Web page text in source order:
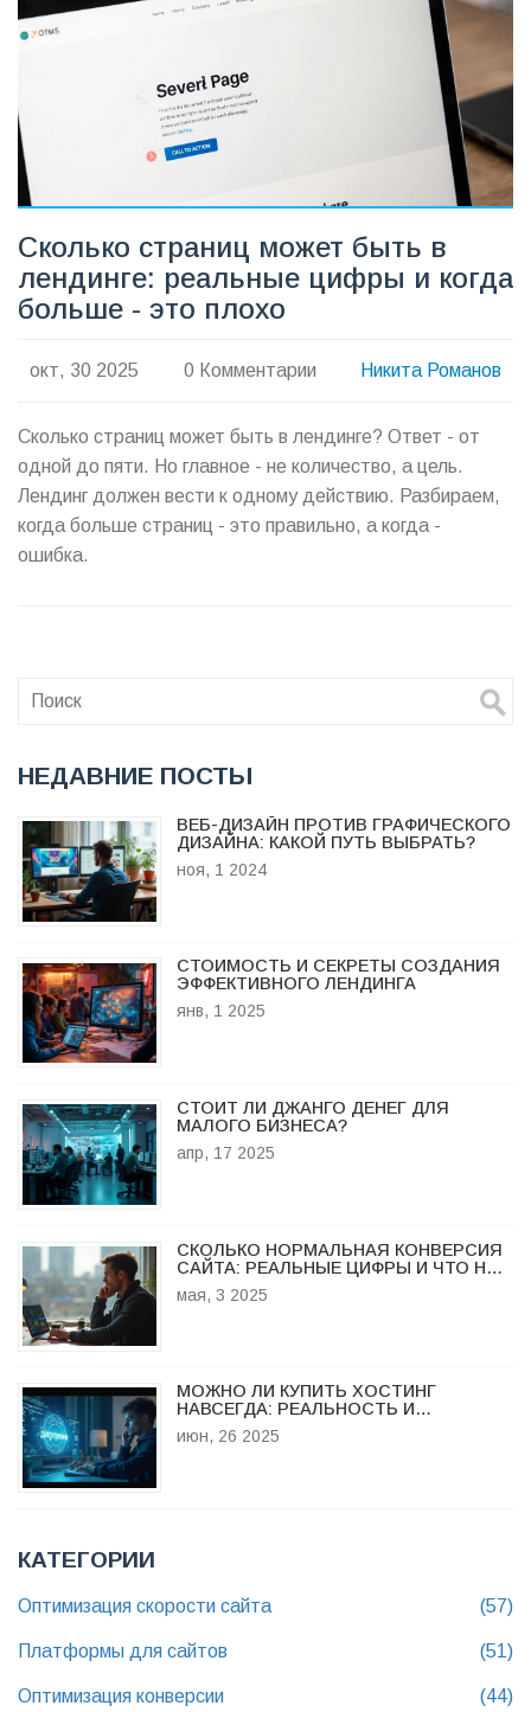
Сколько страниц может быть в
лендинге: реальные цифры и когда
больше - это плохо
окт, 30 2025 0 Комментарии Никита Романов
Сколько страниц может быть в лендинге? Ответ - от
одной до пяти. Но главное - не количество, а цель.
Лендинг должен вести к одному действию. Разбираем,
когда больше страниц - это правильно, а когда -
ошибка.
НЕДАВНИЕ ПОСТЫ
ВЕБ-ДИЗАЙН ПРОТИВ ГРАФИЧЕСКОГО
ДИЗАЙНА: КАКОЙ ПУТЬ ВЫБРАТЬ?
ноя, 1 2024
СТОИМОСТЬ И СЕКРЕТЫ СОЗДАНИЯ
ЭФФЕКТИВНОГО ЛЕНДИНГА
янв, 1 2025
СТОИТ ЛИ ДЖАНГО ДЕНЕГ ДЛЯ
МАЛОГО БИЗНЕСА?
апр, 17 2025
СКОЛЬКО НОРМАЛЬНАЯ КОНВЕРСИЯ
САЙТА: РЕАЛЬНЫЕ ЦИФРЫ И ЧТО НА
НИХ ВЛИЯЕТ
мая, 3 2025
МОЖНО ЛИ КУПИТЬ ХОСТИНГ
НАВСЕГДА: РЕАЛЬНОСТЬ И
ТОНКОСТИ ПОЖИЗНЕННОГО
ХОСТИНГА
июн, 26 2025
КАТЕГОРИИ
Оптимизация скорости сайта (57)
Платформы для сайтов (51)
Оптимизация конверсии (44)